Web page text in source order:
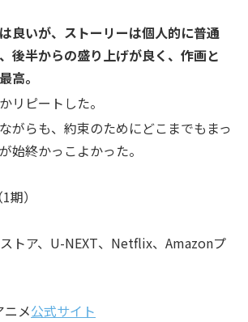
良いが、ストーリーは個人的に普通
後半からの盛り上げが良く、作画と
高。
リピートした。
がらも、約束のためにどこまでもまっ
始終かっこよかった。
）
トア、U-NEXT、Netflix、Amazonプ
メ公式サイト